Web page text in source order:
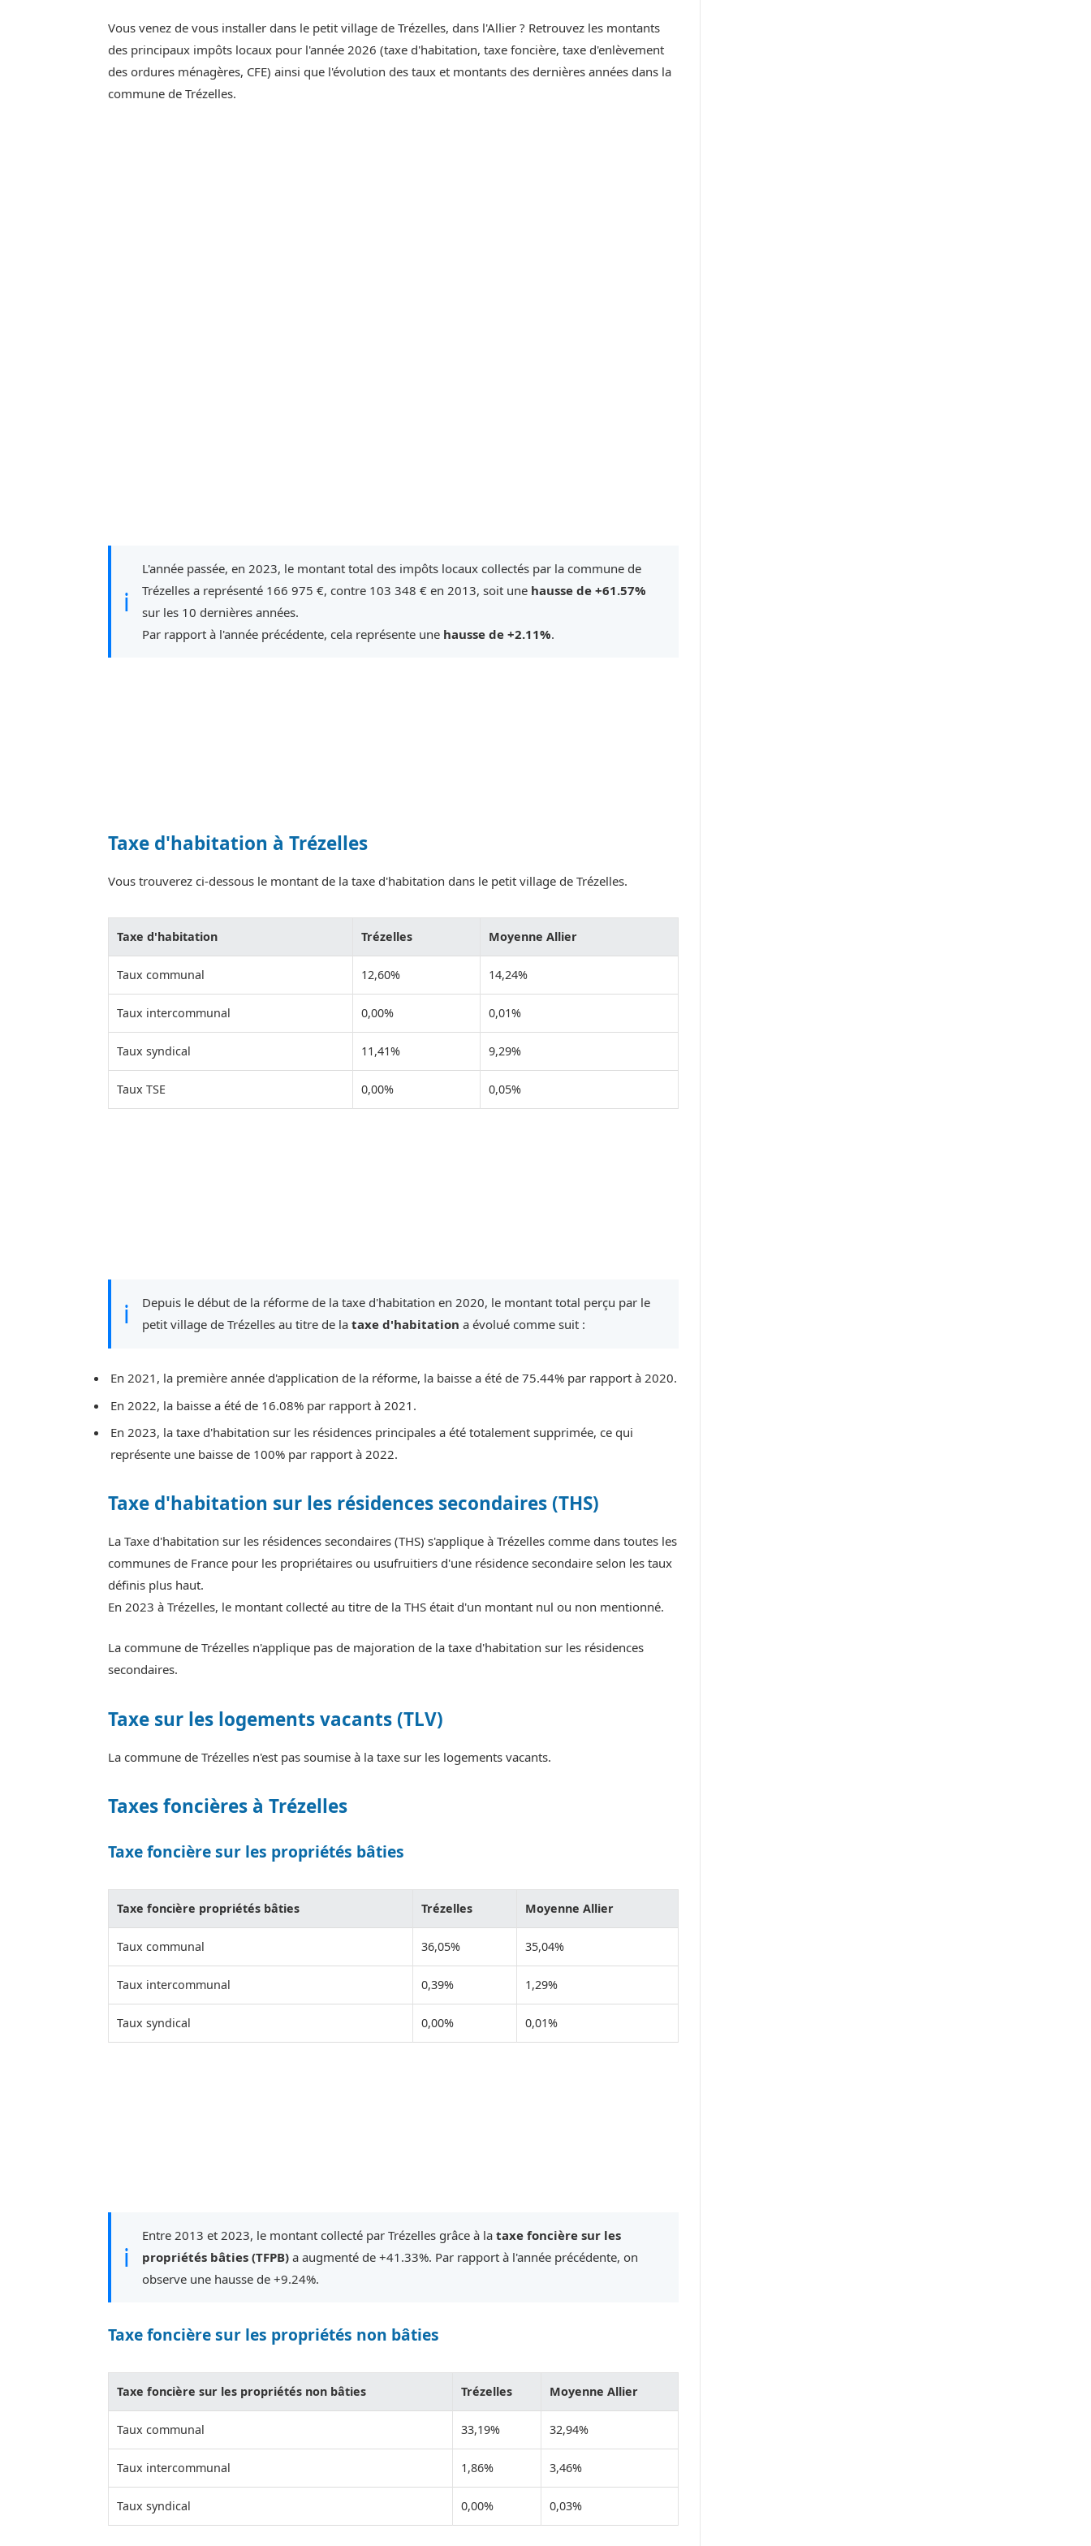
Vous venez de vous installer dans le petit village de Trézelles, dans l'Allier ? Retrouvez les montants
des principaux impôts locaux pour l'année 2026 (taxe d'habitation, taxe foncière, taxe d'enlèvement
des ordures ménagères, CFE) ainsi que l'évolution des taux et montants des dernières années dans la
commune de Trézelles.
ℹ
L'année passée, en 2023, le montant total des impôts locaux collectés par la commune de
Trézelles a représenté 166 975 €, contre 103 348 € en 2013, soit une hausse de +61.57%
sur les 10 dernières années.
Par rapport à l'année précédente, cela représente une hausse de +2.11%.
Taxe d'habitation à Trézelles
Vous trouverez ci-dessous le montant de la taxe d'habitation dans le petit village de Trézelles.
Taxe d'habitation Trézelles Moyenne Allier
Taux communal 12,60% 14,24%
Taux intercommunal 0,00% 0,01%
Taux syndical 11,41% 9,29%
Taux TSE 0,00% 0,05%
ℹ
Depuis le début de la réforme de la taxe d'habitation en 2020, le montant total perçu par le
petit village de Trézelles au titre de la taxe d'habitation a évolué comme suit :
En 2021, la première année d'application de la réforme, la baisse a été de 75.44% par rapport à 2020.
En 2022, la baisse a été de 16.08% par rapport à 2021.
En 2023, la taxe d'habitation sur les résidences principales a été totalement supprimée, ce qui
représente une baisse de 100% par rapport à 2022.
Taxe d'habitation sur les résidences secondaires (THS)
La Taxe d'habitation sur les résidences secondaires (THS) s'applique à Trézelles comme dans toutes les
communes de France pour les propriétaires ou usufruitiers d'une résidence secondaire selon les taux
définis plus haut.
En 2023 à Trézelles, le montant collecté au titre de la THS était d'un montant nul ou non mentionné.
La commune de Trézelles n'applique pas de majoration de la taxe d'habitation sur les résidences
secondaires.
Taxe sur les logements vacants (TLV)
La commune de Trézelles n'est pas soumise à la taxe sur les logements vacants.
Taxes foncières à Trézelles
Taxe foncière sur les propriétés bâties
Taxe foncière propriétés bâties Trézelles Moyenne Allier
Taux communal 36,05% 35,04%
Taux intercommunal 0,39% 1,29%
Taux syndical 0,00% 0,01%
ℹ
Entre 2013 et 2023, le montant collecté par Trézelles grâce à la taxe foncière sur les
propriétés bâties (TFPB) a augmenté de +41.33%. Par rapport à l'année précédente, on
observe une hausse de +9.24%.
Taxe foncière sur les propriétés non bâties
Taxe foncière sur les propriétés non bâties Trézelles Moyenne Allier
Taux communal 33,19% 32,94%
Taux intercommunal 1,86% 3,46%
Taux syndical 0,00% 0,03%